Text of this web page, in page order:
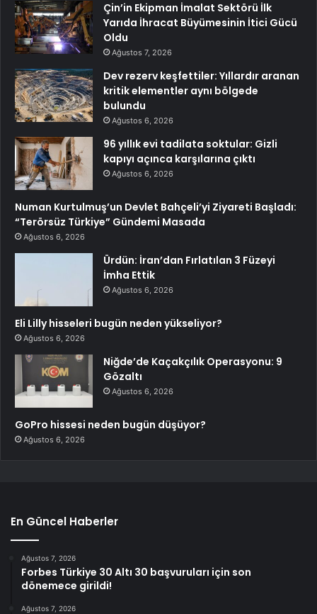
Çin’in Ekipman İmalat Sektörü İlk
Yarıda İhracat Büyümesinin İtici Gücü
Oldu
Ağustos 7, 2026
Dev rezerv keşfettiler: Yıllardır aranan
kritik elementler aynı bölgede
bulundu
Ağustos 6, 2026
96 yıllık evi tadilata soktular: Gizli
kapıyı açınca karşılarına çıktı
Ağustos 6, 2026
Numan Kurtulmuş’un Devlet Bahçeli’yi Ziyareti Başladı:
“Terörsüz Türkiye” Gündemi Masada
Ağustos 6, 2026
Ürdün: İran’dan Fırlatılan 3 Füzeyi
İmha Ettik
Ağustos 6, 2026
Eli Lilly hisseleri bugün neden yükseliyor?
Ağustos 6, 2026
Niğde’de Kaçakçılık Operasyonu: 9
Gözaltı
Ağustos 6, 2026
GoPro hissesi neden bugün düşüyor?
Ağustos 6, 2026
En Güncel Haberler
Ağustos 7, 2026
Forbes Türkiye 30 Altı 30 başvuruları için son
dönemece girildi!
Ağustos 7, 2026